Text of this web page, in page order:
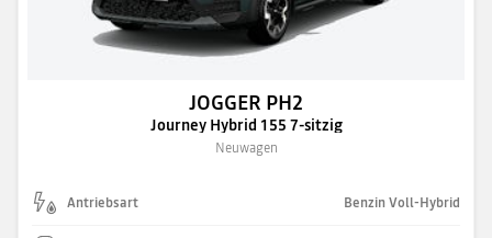
JOGGER PH2
Journey Hybrid 155 7-sitzig
Neuwagen
Antriebsart Benzin Voll-Hybrid